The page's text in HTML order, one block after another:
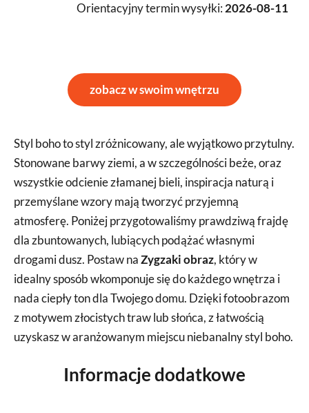
Orientacyjny termin wysyłki: 2026-08-11
zobacz w swoim wnętrzu
Styl boho to styl zróżnicowany, ale wyjątkowo przytulny.
Stonowane barwy ziemi, a w szczególności beże, oraz
wszystkie odcienie złamanej bieli, inspiracja naturą i
przemyślane wzory mają tworzyć przyjemną
atmosferę. Poniżej przygotowaliśmy prawdziwą frajdę
dla zbuntowanych, lubiących podążać własnymi
drogami dusz. Postaw naZygzaki obraz, który w
idealny sposób wkomponuje się do każdego wnętrza i
nada ciepły ton dla Twojego domu. Dzięki fotoobrazom
z motywem złocistych traw lub słońca, z łatwością
uzyskasz w aranżowanym miejscu niebanalny styl boho.
Informacje dodatkowe